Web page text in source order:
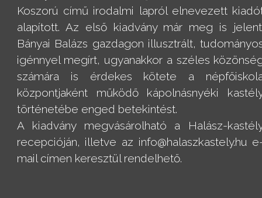
Koszorú című irodalmi lapról elnevezett
alapított. Az első kiadvány már meg is
Bányai Balázs gazdagon illusztrált,
igénnyel megírt, ugyanakkor a széles
számára is érdekes kötete a
központjaként működő kápolnásnyéki
történetébe enged betekintést.
A kiadvány megvásárolható a Halász-
recepcióján, illetve az info@halaszkastely.hu
mail címen keresztül rendelhető.